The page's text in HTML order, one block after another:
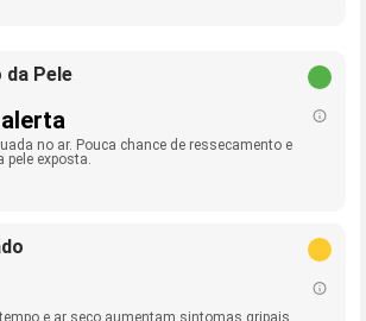
da Pele
no ar. Pouca chance de ressecamento e
pele exposta.
e ar seco aumentam sintomas gripais.